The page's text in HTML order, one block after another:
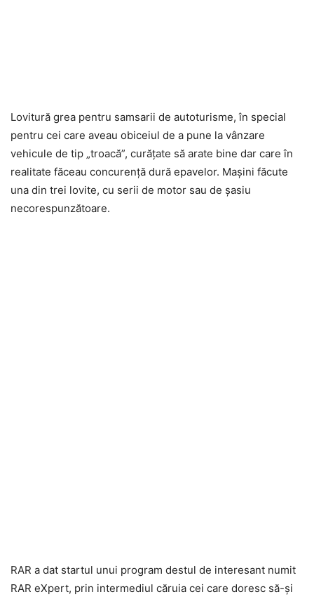
Lovitură grea pentru samsarii de autoturisme, în special
pentru cei care aveau obiceiul de a pune la vânzare
vehicule de tip „troacă”, curățate să arate bine dar care în
realitate făceau concurență dură epavelor. Mașini făcute
una din trei lovite, cu serii de motor sau de șasiu
necorespunzătoare.
RAR a dat startul unui program destul de interesant numit
RAR eXpert, prin intermediul căruia cei care doresc să-și